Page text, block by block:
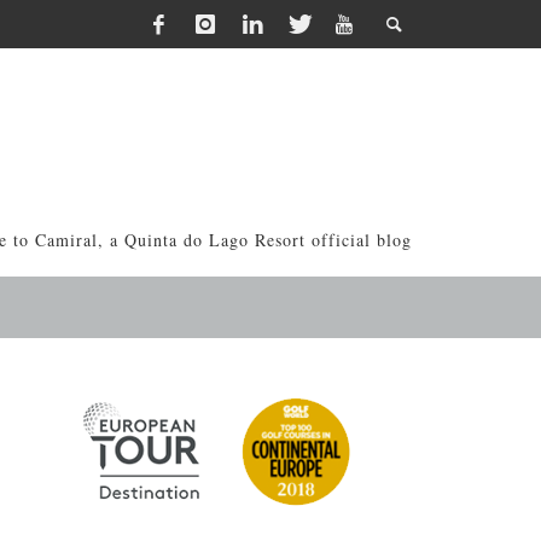
to Camiral, a Quinta do Lago Resort official blog